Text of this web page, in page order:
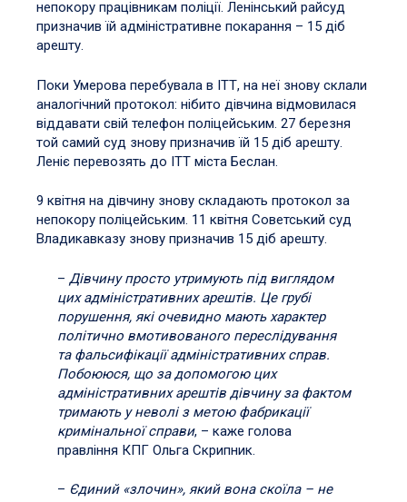
непокору працівникам поліції. Ленінський райсуд
призначив їй адміністративне покарання – 15 діб
арешту.
Поки Умерова перебувала в ІТТ, на неї знову склали
аналогічний протокол: нібито дівчина відмовилася
віддавати свій телефон поліцейським. 27 березня
той самий суд знову призначив їй 15 діб арешту.
Леніє перевозять до ІТТ міста Беслан.
9 квітня на дівчину знову складають протокол за
непокору поліцейським. 11 квітня Советський суд
Владикавказу знову призначив 15 діб арешту.
– Дівчину просто утримують під виглядом
цих адміністративних арештів. Це грубі
порушення, які очевидно мають характер
політично вмотивованого переслідування
та фальсифікації адміністративних справ.
Побоююся, що за допомогою цих
адміністративних арештів дівчину за фактом
тримають у неволі з метою фабрикації
кримінальної справи, – каже голова
правління КПГ Ольга Скрипник.
– Єдиний «злочин», який вона скоїла – не